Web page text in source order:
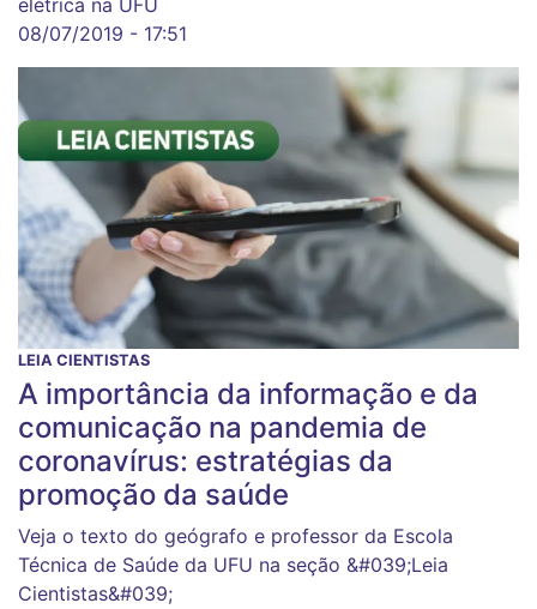
elétrica na UFU
08/07/2019 - 17:51
LEIA CIENTISTAS
A importância da informação e da
comunicação na pandemia de
coronavírus: estratégias da
promoção da saúde
Veja o texto do geógrafo e professor da Escola
Técnica de Saúde da UFU na seção &#039;Leia
Cientistas&#039;